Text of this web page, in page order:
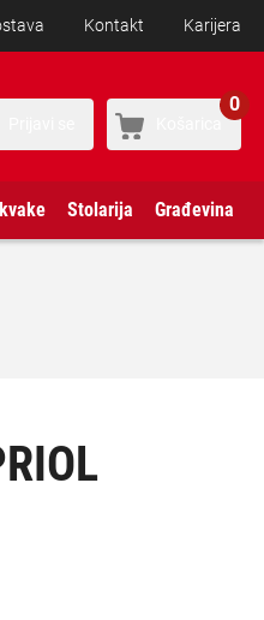
Kontakt Karijera
0
Stolarija Građevina